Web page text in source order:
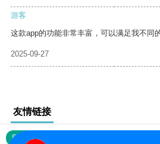
游客
这款app的功能非常丰富，可以满足我不同
2025-09-27
友情链接
网站地图